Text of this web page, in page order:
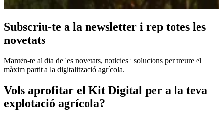
Subscriu-te a la newsletter i rep totes les
novetats
Mantén-te al dia de les novetats, notícies i solucions per treure el
màxim partit a la digitalització agrícola.
Vols aprofitar el Kit Digital per a la teva
explotació agrícola?